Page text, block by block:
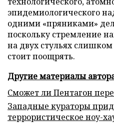
эпидемиологического
одними «пряниками»
поскольку стремление
на двух стульях
стоит поощрять.
Другие материалы
Сможет ли Пентагон
Западные кураторы
террористическое ноу-